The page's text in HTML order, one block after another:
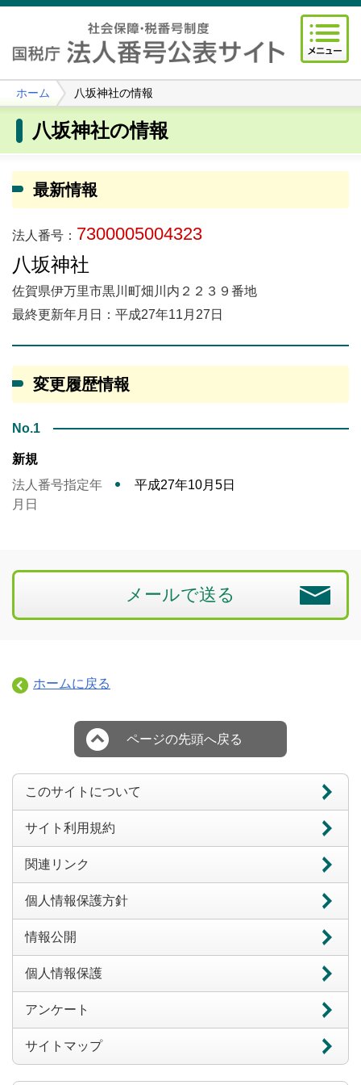
ホーム 八坂神社の情報
八坂神社の情報
最新情報
法人番号： 7300005004323
八坂神社
佐賀県伊万里市黒川町畑川内２２３９番地
最終更新年月日：平成27年11月27日
変更履歴情報
No.1
新規
法人番号指定年
月日
平成27年10月5日
メールで送る
ホームに戻る
ページの先頭へ戻る
このサイトについて
サイト利用規約
関連リンク
個人情報保護方針
情報公開
個人情報保護
アンケート
サイトマップ